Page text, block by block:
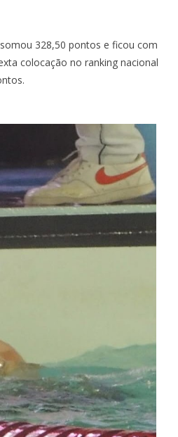
328,50 pontos e ficou com
colocação no ranking nacional
FINAL - VOLTA -